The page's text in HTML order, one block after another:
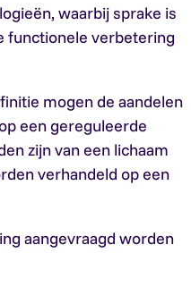
waarbij sprake is
functionele verbetering
mogen de aandelen
een gereguleerde
zijn van een lichaam
verhandeld op een
aangevraagd worden